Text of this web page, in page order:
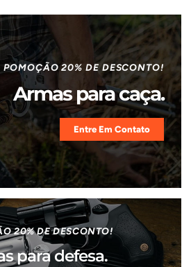
POMOÇÃO 20% DE DESCONTO!
Armas para caça.
Entre Em Contato
20% DE DESCONTO!
para defesa.